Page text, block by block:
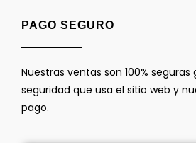
PAGO SEGURO
Nuestras ventas son 100%
seguridad que usa el sitio web y
pago.